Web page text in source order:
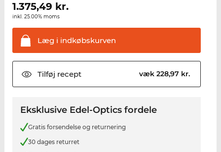
1.375,49 kr.
inkl. 25.00% moms
Læg i indkøbskurven
Tilføj recept væk 228,97 kr.
Eksklusive Edel-Optics fordele
Gratis forsendelse og returnering
30 dages returret